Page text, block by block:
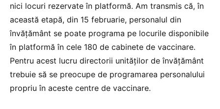
nici locuri rezervate în platformă. Am transmis că, în
această etapă, din 15 februarie, personalul din
învățământ se poate programa pe locurile disponibile
în platformă în cele 180 de cabinete de vaccinare.
Pentru acest lucru directorii unităților de învățământ
trebuie să se preocupe de programarea personalului
propriu în aceste centre de vaccinare.